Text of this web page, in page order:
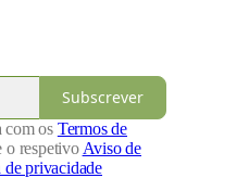
Subscrever
com os Termos de
o respetivo Aviso de
de privacidade